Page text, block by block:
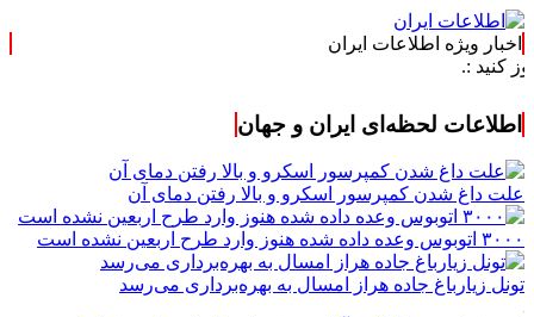
اخبار ویژه اطلاعات ایران
اطلاعات لحظه‌ای ایران و جهان
علت داغ شدن کمپرسور اسکرو و بالا رفتن دمای آن
۳۰۰۰ اتوبوس وعده داده شده هنوز وارد طرح اربعین نشده است
تونل زیارباغ جاده هراز امسال به بهره‌برداری می‌رسد